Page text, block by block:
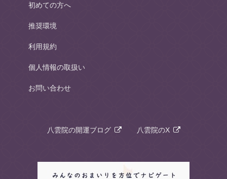
初めての方へ
推奨環境
利用規約
個人情報の取扱い
お問い合わせ
八雲院の開運ブログ 八雲院のX